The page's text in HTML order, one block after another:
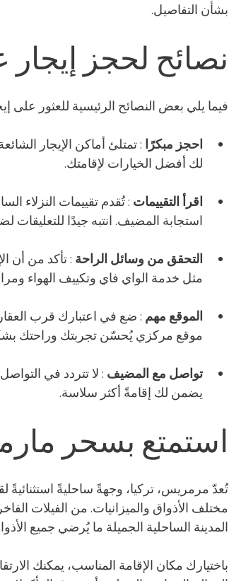
بشأن التفاصيل.
نصائح لحجز
فيما يلي بعض النصائح الرئيسية للعثور
احجز مبكرًا : تمتلئ أماكن الإيجار
لك أفضل الخيارات لإقامتك.
اقرأ التقييمات : تُقدم تقييمات النزلاء
استجابة المضيف. انتبه جيدًا للتعليقات
التحقق من وسائل الراحة : تأكد من أن
مثل خدمة الواي فاي وتكييف الهواء
الموقع مهم : ضع في اعتبارك قرب
موقع مركزي يُحسّن تجربتك وراحتك
تواصل مع المضيف : لا تتردد في
يضمن لك إقامةً أكثر سلاسة.
استمتع بسحر
تُعدّ مرمريس، تركيا، وجهةً ساحليةً
مختلف الأذواق والميزانيات. من الفيلات
المدينة الساحلية الجميلة ما يُرضي جميع
باختيارك مكان الإقامة المناسب، يمكنك